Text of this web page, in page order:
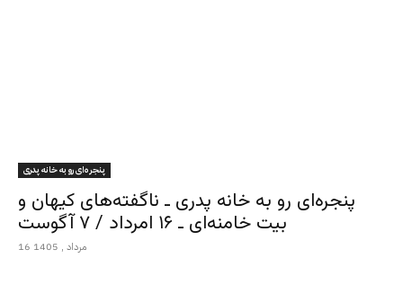
پنجره‌ای رو به خانه پدری
پنجره‌ای رو به خانه پدری ـ ناگفته‌های کیهان و
بیت خامنه‌ای ـ ۱۶ امرداد / ۷ آگوست
16 مرداد , 1405